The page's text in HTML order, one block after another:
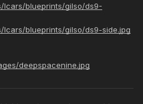
lcars/blueprints/gilso/ds9-
lcars/blueprints/gilso/ds9-side.jpg
deepspacenine.jpg